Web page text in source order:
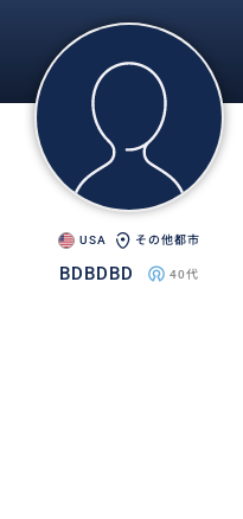
USA その他都市
BDBDBD 40代